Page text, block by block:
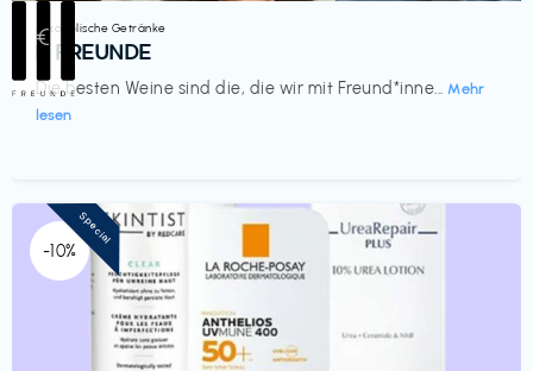
Alkoholische Getränke
III FREUNDE
Die besten Weine sind die, die wir mit Freund*inne... Mehr
lesen
€‎
-10%
Special